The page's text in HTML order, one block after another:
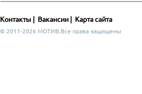
Контакты Вакансии Карта сайта
© 2011-2026 МОТИВ.Все права защищены